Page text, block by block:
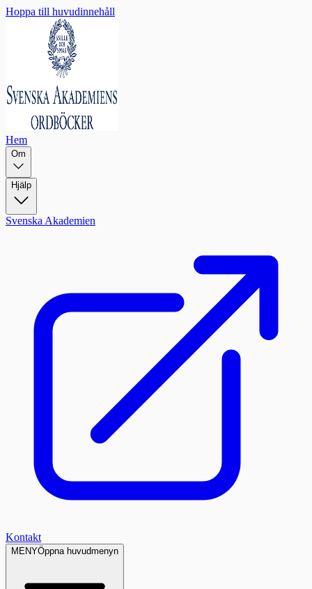
Hoppa till huvudinnehåll
Hem
Om
Hjälp
Svenska Akademien
Kontakt
MENYÖppna huvudmenyn